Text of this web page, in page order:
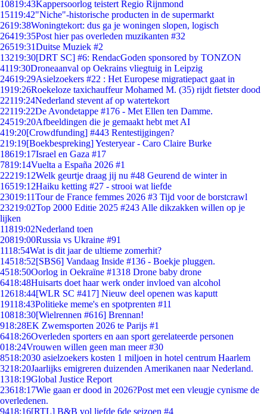
10819:43Kappersoorlog teistert Regio Rijnmond
15119:42"Niche"-historische producten in de supermarkt
2619:38Woningtekort: dus ga je woningen slopen, logisch
26419:35Post hier pas overleden muzikanten #32
26519:31Duitse Muziek #2
13219:30[DRT SC] #6: RendacGoden sponsored by TONZON
4119:30Droneaanval op Oekrains vliegtuig in Leipzig
24619:29Asielzoekers #22 : Het Europese migratiepact gaat in
1919:26Roekeloze taxichauffeur Mohamed M. (35) rijdt fietster dood
22119:24Nederland stevent af op watertekort
22119:22De Avondetappe #176 - Met Ellen ten Damme.
24519:20Afbeeldingen die je gemaakt hebt met AI
419:20[Crowdfunding] #443 Rentestijgingen?
219:19[Boekbespreking] Yesteryear - Caro Claire Burke
18619:17Israel en Gaza #17
7819:14Vuelta a España 2026 #1
22219:12Welk geurtje draag jij nu #48 Geurend de winter in
16519:12Haiku ketting #27 - strooi wat liefde
23019:11Tour de France femmes 2026 #3 Tijd voor de borstcrawl
23219:02Top 2000 Editie 2025 #243 Alle dikzakken willen op je
lijken
11819:02Nederland toen
20819:00Russia vs Ukraine #91
1118:54Wat is dit jaar de ultieme zomerhit?
14518:52[SBS6] Vandaag Inside #136 - Boekje pluggen.
4518:50Oorlog in Oekraïne #1318 Drone baby drone
6418:48Huisarts doet haar werk onder invloed van alcohol
12618:44[WLR SC #417] Nieuw deel openen was kaputt
19118:43Politieke meme's en spotprenten #11
10818:30[Wielrennen #616] Brennan!
918:28EK Zwemsporten 2026 te Parijs #1
6418:26Overleden sporters en aan sport gerelateerde personen
018:24Vrouwen willen geen man meer #30
8518:2030 asielzoekers kosten 1 miljoen in hotel centrum Haarlem
3218:20Jaarlijks emigreren duizenden Amerikanen naar Nederland.
1318:19Global Justice Report
23618:17Wie gaan er dood in 2026?Post met een vleugje cynisme de
overledenen.
9418:16[RTL] B&B vol liefde 6de seizoen #4